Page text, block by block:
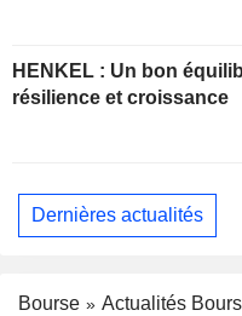
HENKEL : Un bon équilibre entre
résilience et croissance
Dernières actualités
Bourse
Actualités